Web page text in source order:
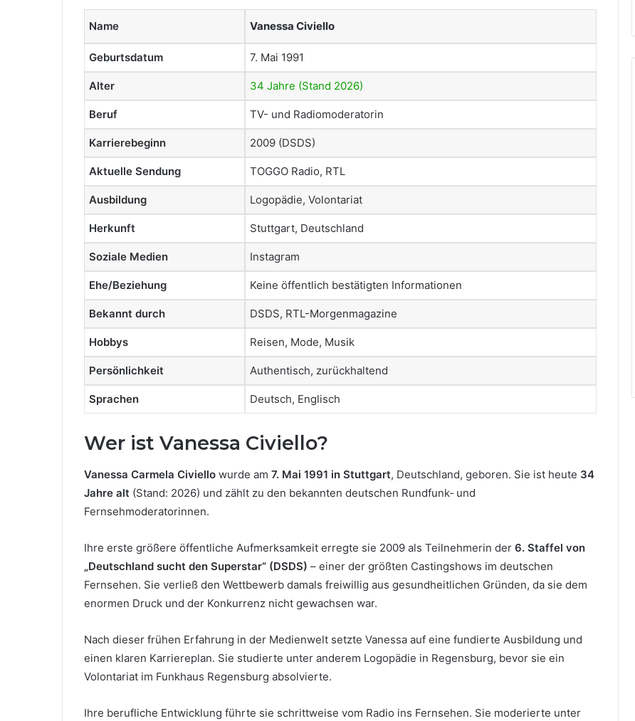
Name Vanessa Civiello
Geburtsdatum 7. Mai 1991
Alter 34 Jahre (Stand 2026)
Beruf TV- und Radiomoderatorin
Karrierebeginn 2009 (DSDS)
Aktuelle Sendung TOGGO Radio, RTL
Ausbildung Logopädie, Volontariat
Herkunft Stuttgart, Deutschland
Soziale Medien Instagram
Ehe/Beziehung Keine öffentlich bestätigten Informationen
Bekannt durch DSDS, RTL-Morgenmagazine
Hobbys Reisen, Mode, Musik
Persönlichkeit Authentisch, zurückhaltend
Sprachen Deutsch, Englisch
Wer ist Vanessa Civiello?
Vanessa Carmela Civiello wurde am 7. Mai 1991 in Stuttgart, Deutschland, geboren. Sie ist heute 34
Jahre alt (Stand: 2026) und zählt zu den bekannten deutschen Rundfunk‑ und
Fernsehmoderatorinnen.
Ihre erste größere öffentliche Aufmerksamkeit erregte sie 2009 als Teilnehmerin der 6. Staffel von
„Deutschland sucht den Superstar“ (DSDS) – einer der größten Castingshows im deutschen
Fernsehen. Sie verließ den Wettbewerb damals freiwillig aus gesundheitlichen Gründen, da sie dem
enormen Druck und der Konkurrenz nicht gewachsen war.
Nach dieser frühen Erfahrung in der Medienwelt setzte Vanessa auf eine fundierte Ausbildung und
einen klaren Karriereplan. Sie studierte unter anderem Logopädie in Regensburg, bevor sie ein
Volontariat im Funkhaus Regensburg absolvierte.
Ihre berufliche Entwicklung führte sie schrittweise vom Radio ins Fernsehen. Sie moderierte unter